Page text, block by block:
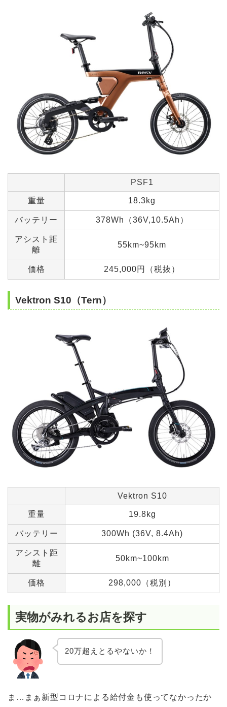
PSF1
重量 18.3kg
バッテリー 378Wh（36V,10.5Ah）
アシスト距
離
55km~95km
価格 245,000円（税抜）
Vektron S10（Tern）
Vektron S10
重量 19.8kg
バッテリー 300Wh (36V, 8.4Ah)
アシスト距
離
50km~100km
価格 298,000（税別）
実物がみれるお店を探す
20万超えとるやないか！
ま…まぁ新型コロナによる給付金も使ってなかったか